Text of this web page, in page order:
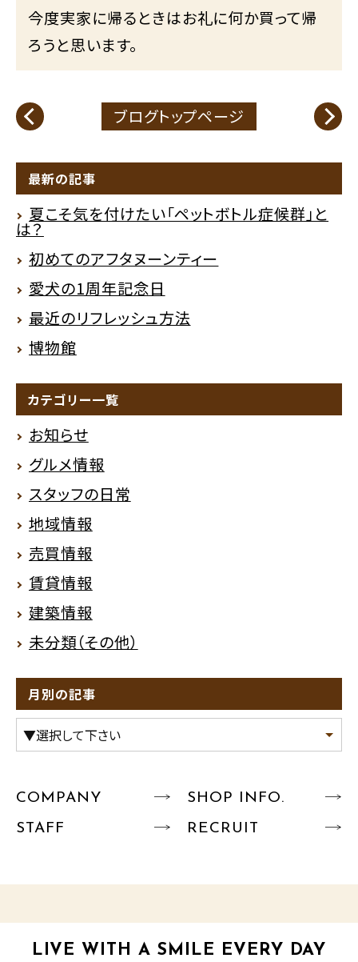
今度実家に帰るときはお礼に何か買って帰
ろうと思います。
ブログトップページ
最新の記事
夏こそ気を付けたい「ペットボトル症候群」と
は？
初めてのアフタヌーンティー
愛犬の1周年記念日
最近のリフレッシュ方法
博物館
カテゴリー一覧
お知らせ
グルメ情報
スタッフの日常
地域情報
売買情報
賃貸情報
建築情報
未分類（その他）
月別の記事
COMPANY
SHOP INFO.
STAFF
RECRUIT
LIVE WITH A SMILE EVERY DAY